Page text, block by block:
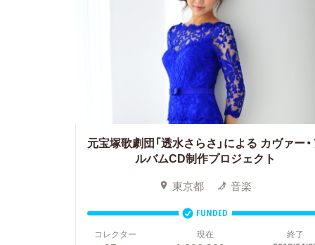
元宝塚歌劇団「透水さらさ」による カヴァー
ルバムCD制作プロジェクト
東京都 音楽
FUNDED
コレクター
現在 終了